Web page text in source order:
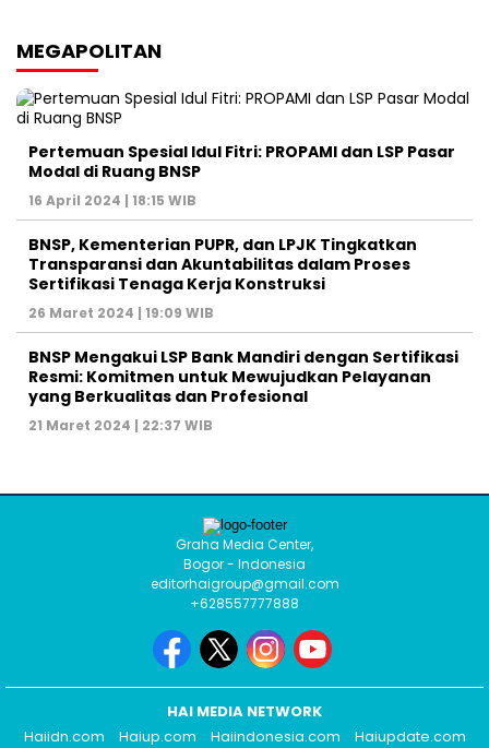
MEGAPOLITAN
Pertemuan Spesial Idul Fitri: PROPAMI dan LSP Pasar
Modal di Ruang BNSP
16 April 2024 | 18:15 WIB
BNSP, Kementerian PUPR, dan LPJK Tingkatkan
Transparansi dan Akuntabilitas dalam Proses
Sertifikasi Tenaga Kerja Konstruksi
26 Maret 2024 | 19:09 WIB
BNSP Mengakui LSP Bank Mandiri dengan Sertifikasi
Resmi: Komitmen untuk Mewujudkan Pelayanan
yang Berkualitas dan Profesional
21 Maret 2024 | 22:37 WIB
Graha Media Center,
Bogor - Indonesia
editorhaigroup@gmail.com
+628557777888
HAI MEDIA NETWORK
Haiidn.com
Haiup.com Haiindonesia.com
Haiupdate.com